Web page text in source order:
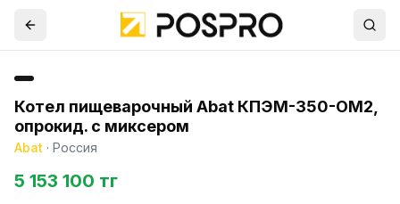
Котел пищеварочный Abat КПЭМ-350-ОМ2,
опрокид. с миксером
Abat · Россия
5 153 100 тг